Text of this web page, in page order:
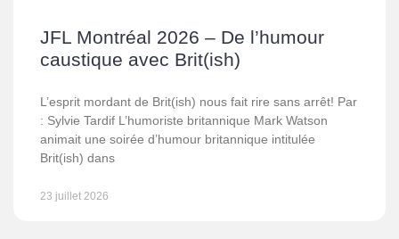
JFL Montréal 2026 – De l’humour
caustique avec Brit(ish)
L’esprit mordant de Brit(ish) nous fait rire sans arrêt! Par
: Sylvie Tardif L’humoriste britannique Mark Watson
animait une soirée d’humour britannique intitulée
Brit(ish) dans
23 juillet 2026